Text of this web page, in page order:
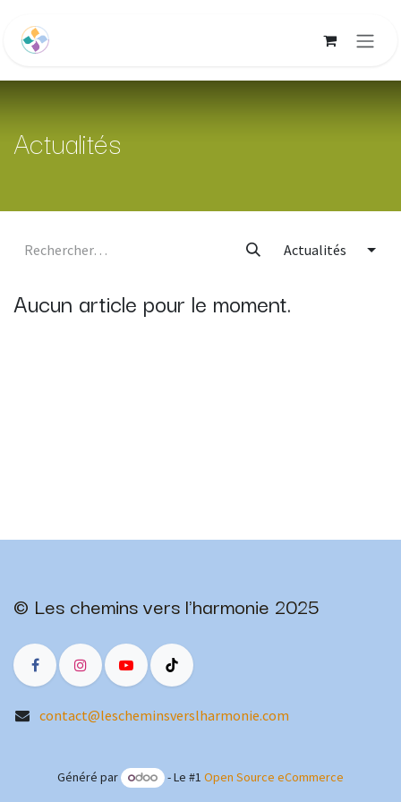
Actualités
Actualités
Aucun article pour le moment.
© Les chemins vers l'harmonie 2025
contact@lescheminsverslharmonie.com
Généré par - Le #1 Open Source eCommerce